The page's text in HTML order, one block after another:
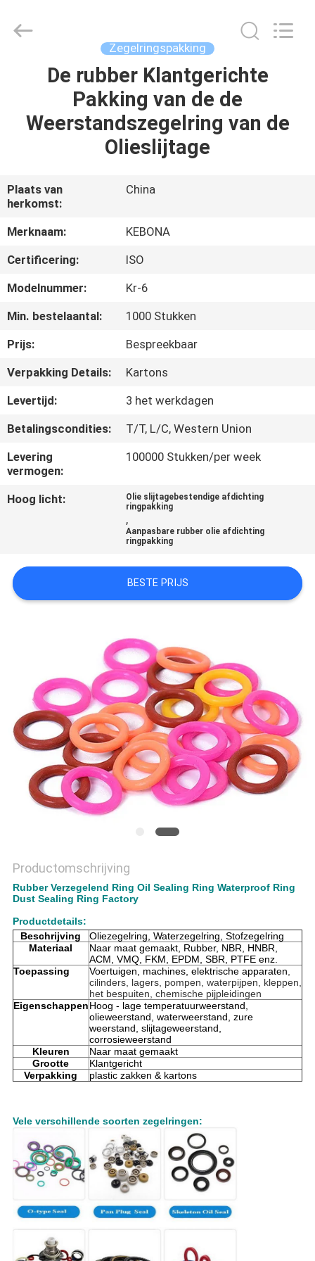
PRODUCTEN
ONS
FABRIEKSREIS
KWALITEITSCONTROLE
CONTACTEER
ONS
VERZOEK
CITAAT
SITEMAP
Zegelringspakking
De rubber Klantgerichte
Pakking van de de
Weerstandszegelring van de
Olieslijtage
Plaats van
herkomst:
China
Merknaam:
KEBONA
Certificering:
ISO
Modelnummer:
Kr-6
Min. bestelaantal:
1000 Stukken
Prijs:
Bespreekbaar
Verpakking Details:
Kartons
Levertijd:
3 het werkdagen
Betalingscondities:
T/T, L/C, Western Union
Levering
vermogen:
100000 Stukken/per week
Hoog licht:
Olie slijtagebestendige afdichting
ringpakking
,
Aanpasbare rubber olie afdichting
ringpakking
BESTE PRIJS
Productomschrijving
Rubber Verzegelend Ring Oil Sealing Ring Waterproof Ring
Dust Sealing Ring Factory
Productdetails:
Beschrijving
Oliezegelring, Waterzegelring, Stofzegelring
Materiaal
Naar maat gemaakt, Rubber, NBR, HNBR,
ACM, VMQ, FKM, EPDM, SBR, PTFE enz.
Toepassing
Voertuigen, machines, elektrische apparaten,
cilinders, lagers, pompen, waterpijpen, kleppen,
het bespuiten, chemische pijpleidingen
EigenschappenHoog - lage temperatuurweerstand,
olieweerstand, waterweerstand, zure
weerstand, slijtageweerstand,
corrosieweerstand
Kleuren
Naar maat gemaakt
Grootte
Klantgericht
Verpakking
plastic zakken & kartons
Vele verschillende soorten zegelringen: